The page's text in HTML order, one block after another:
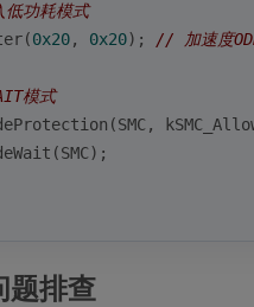
功耗模式
0x20, 0x20); // 加速度
模式
题排查